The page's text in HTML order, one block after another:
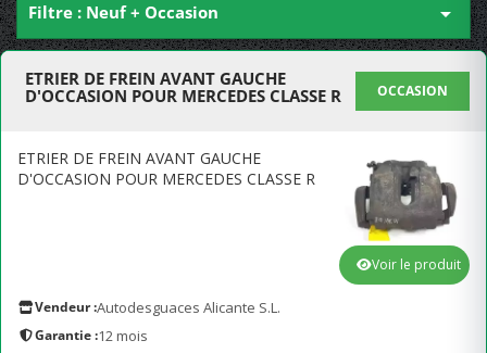
Filtre : Neuf + Occasion 
ETRIER DE FREIN AVANT GAUCHE
D'OCCASION POUR MERCEDES CLASSE R
OCCASION
ETRIER DE FREIN AVANT GAUCHE
D'OCCASION POUR MERCEDES CLASSE R
Vendeur :Autodesguaces Alicante S.L.
Garantie :12 mois
Voir le produit